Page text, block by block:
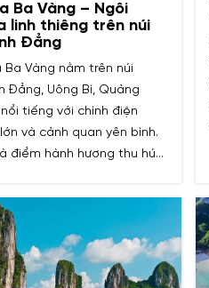
Ba Vàng – Ngôi
linh thiêng trên núi
Đẳng
Ba Vàng nằm trên núi
Đẳng, Uông Bí, Quảng
nổi tiếng với chính điện
và cảnh quan yên bình.
điểm hành hương thu hút
bái, tìm sự an lạc trong
gian linh thiêng.